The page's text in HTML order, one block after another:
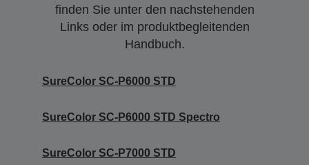
finden Sie unter den nachstehenden
Links oder im produktbegleitenden
Handbuch.
SureColor SC-P6000 STD
SureColor SC-P6000 STD Spectro
SureColor SC-P7000 STD